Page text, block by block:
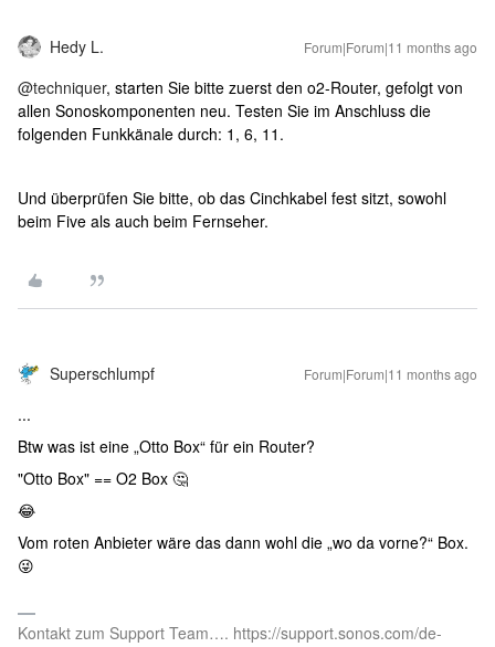
Hedy L. Forum|Forum|11 months ago
@techniquer, starten Sie bitte zuerst den o2-Router, gefolgt von
allen Sonoskomponenten neu. Testen Sie im Anschluss die
folgenden Funkkänale durch: 1, 6, 11.
Und überprüfen Sie bitte, ob das Cinchkabel fest sitzt, sowohl
beim Five als auch beim Fernseher.
Superschlumpf Forum|Forum|11 months ago
...
Btw was ist eine „Otto Box“ für ein Router?
"Otto Box" == O2 Box 🤔
😂
Vom roten Anbieter wäre das dann wohl die „wo da vorne?“ Box.
😜
Kontakt zum Support Team…. https://support.sonos.com/de-